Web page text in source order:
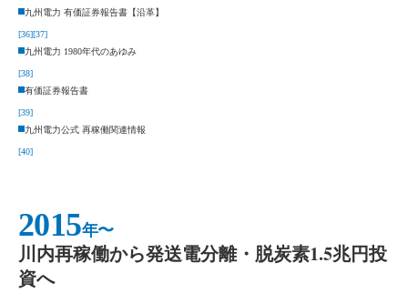
九州電力 有価証券報告書【沿革】
[36][37]
九州電力 1980年代のあゆみ
[38]
有価証券報告書
[39]
九州電力公式 再稼働関連情報
[40]
2015年〜
川内再稼働から発送電分離・脱炭素1.5兆円投
資へ